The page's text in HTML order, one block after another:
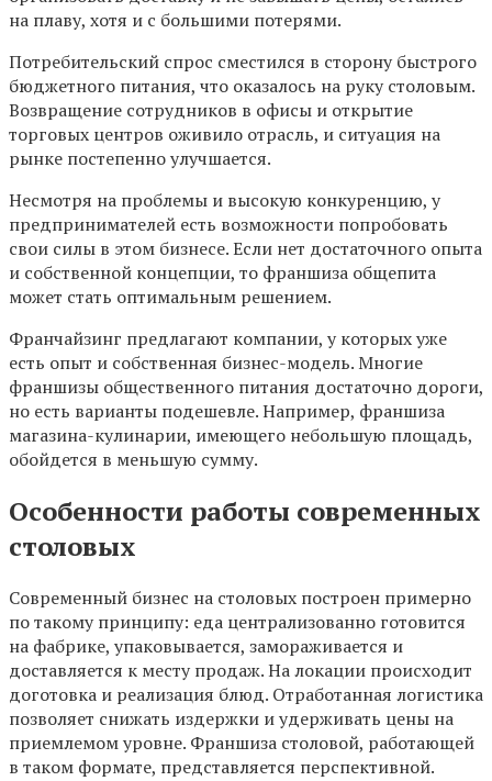
на плаву, хотя и с большими потерями.
Потребительский спрос сместился в сторону быстрого
бюджетного питания, что оказалось на руку столовым.
Возвращение сотрудников в офисы и открытие
торговых центров оживило отрасль, и ситуация на
рынке постепенно улучшается.
Несмотря на проблемы и высокую конкуренцию, у
предпринимателей есть возможности попробовать
свои силы в этом бизнесе. Если нет достаточного опыта
и собственной концепции, то франшиза общепита
может стать оптимальным решением.
Франчайзинг предлагают компании, у которых уже
есть опыт и собственная бизнес-модель. Многие
франшизы общественного питания достаточно дороги,
но есть варианты подешевле. Например, франшиза
магазина-кулинарии, имеющего небольшую площадь,
обойдется в меньшую сумму.
Особенности работы современных
столовых
Современный бизнес на столовых построен примерно
по такому принципу: еда централизованно готовится
на фабрике, упаковывается, замораживается и
доставляется к месту продаж. На локации происходит
доготовка и реализация блюд. Отработанная логистика
позволяет снижать издержки и удерживать цены на
приемлемом уровне. Франшиза столовой, работающей
в таком формате, представляется перспективной.